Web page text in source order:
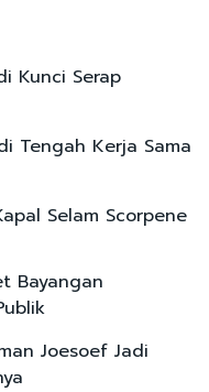
Kunci Serap
Tengah Kerja Sama
Selam Scorpene
Bayangan
Joesoef Jadi